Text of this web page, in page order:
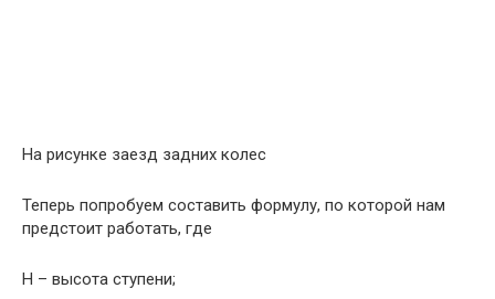
На рисунке заезд задних колес
Теперь попробуем составить формулу, по которой нам
предстоит работать, где
Н – высота ступени;